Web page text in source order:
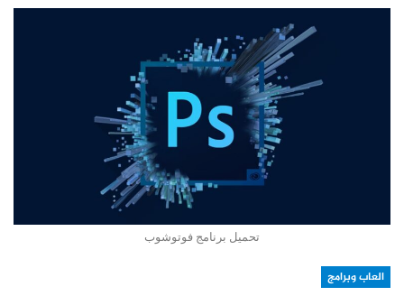
تحميل برنامج فوتوشوب
العاب وبرامج